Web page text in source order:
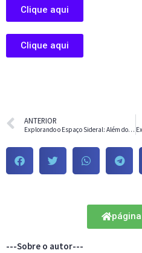
Clique aqui
Clique aqui
ANTERIOR
Explorando o Espaço Sideral: Além dos Limites Terrestres
---Sobre o autor---